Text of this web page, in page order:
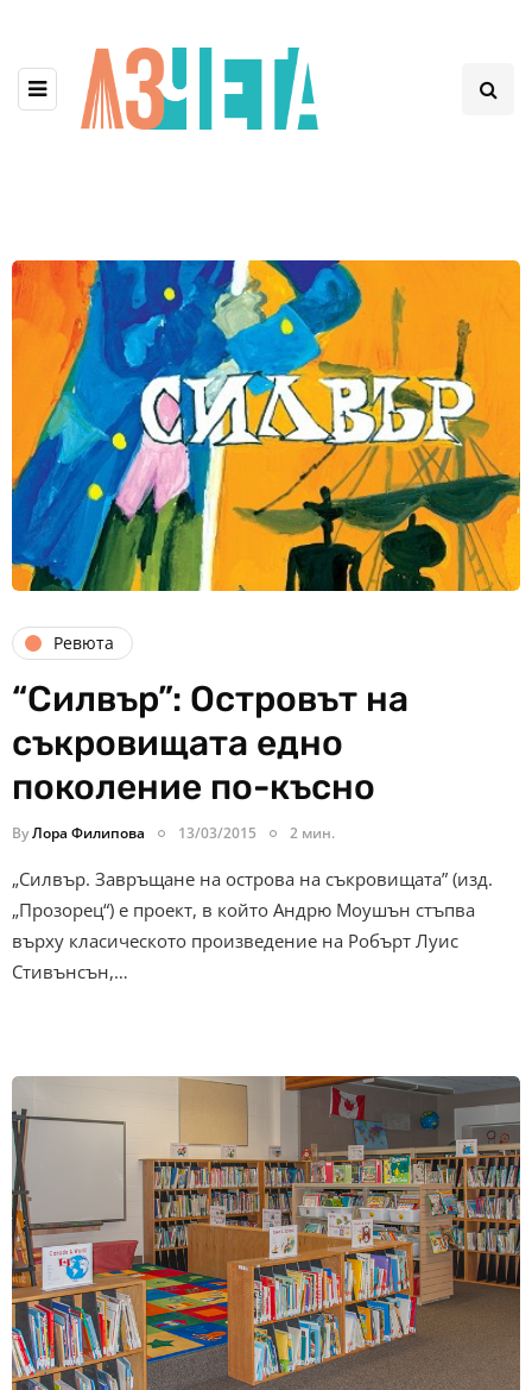
Ревюта
“Силвър”: Островът на
съкровищата едно
поколение по-късно
ByЛора Филипова 13/03/2015 2 мин.
„Силвър. Завръщане на острова на съкровищата” (изд.
„Прозорец“) е проект, в който Андрю Моушън стъпва
върху класическото произведение на Робърт Луис
Стивънсън,…